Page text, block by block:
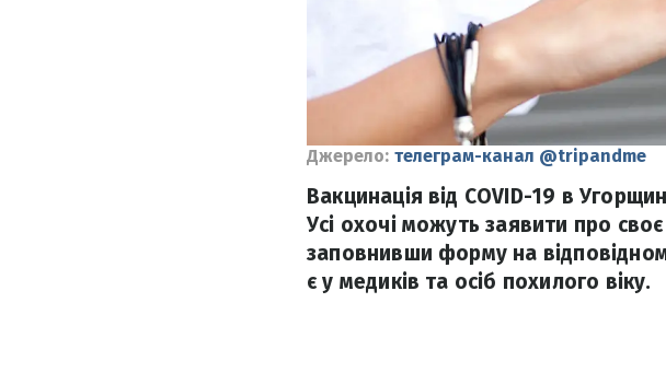
Джерело: телеграм-канал @tripandme
Вакцинація від COVID-19 в
Усі охочі можуть заявити про
заповнивши форму на
є у медиків та осіб похилого віку.